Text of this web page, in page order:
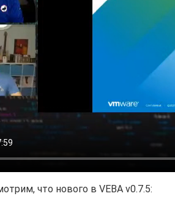
что нового в VEBA v0.7.5: